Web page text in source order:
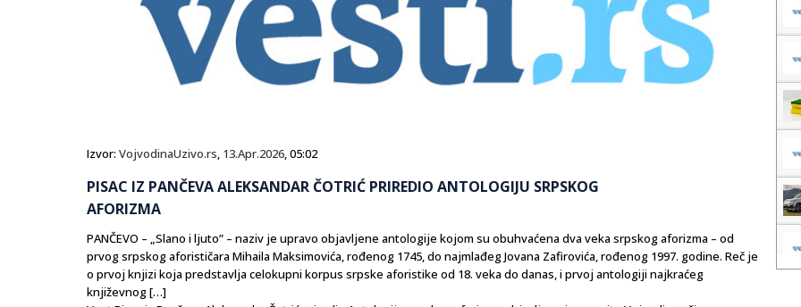
Izvor: VojvodinaUzivo.rs, 13.Apr.2026, 05:02
PISAC IZ PANČEVA ALEKSANDAR ČOTRIĆ PRIREDIO ANTOLOGIJU SRPSKOG
AFORIZMA
PANČEVO – „Slano i ljuto” – naziv je upravo objavljene antologije kojom su obuhvaćena dva veka srpskog aforizma – od
prvog srpskog aforističara Mihaila Maksimovića, rođenog 1745, do najmlađeg Jovana Zafirovića, rođenog 1997. godine. Reč je
o prvoj knjizi koja predstavlja celokupni korpus srpske aforistike od 18. veka do danas, i prvoj antologiji najkraćeg
književnog […]